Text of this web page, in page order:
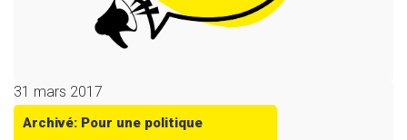
31 mars 2017
Archivé: Pour une politique